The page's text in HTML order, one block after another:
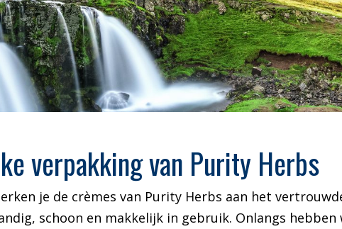
verpakking van Purity Herbs
je de crèmes van Purity Herbs aan het
schoon en makkelijk in gebruik. Onlangs